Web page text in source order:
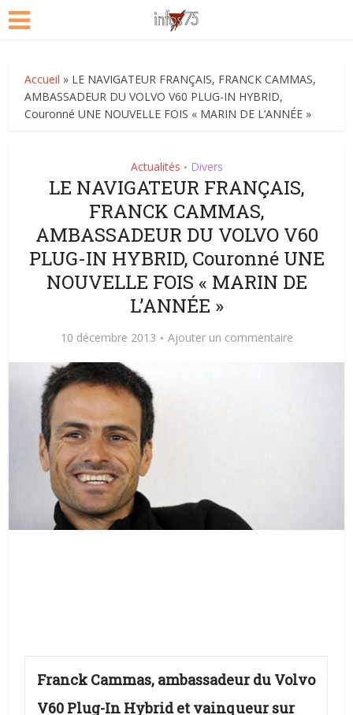
Accueil » LE NAVIGATEUR FRANÇAIS, FRANCK CAMMAS,
AMBASSADEUR DU VOLVO V60 PLUG-IN HYBRID,
Couronné UNE NOUVELLE FOIS « MARIN DE L’ANNÉE »
Actualités • Divers
LE NAVIGATEUR FRANÇAIS,
FRANCK CAMMAS,
AMBASSADEUR DU VOLVO V60
PLUG-IN HYBRID, Couronné UNE
NOUVELLE FOIS « MARIN DE
L’ANNÉE »
10 décembre 2013 Ajouter un commentaire
Franck Cammas, ambassadeur du Volvo
V60 Plug-In Hybrid et vainqueur sur